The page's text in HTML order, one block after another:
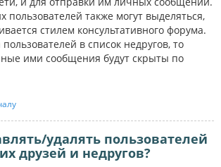
пользователей также могут выделяться,
стилем консультативного форума.
в список недругов, то
ими сообщения будут скрыты по
удалять пользователей
друзей и недругов?